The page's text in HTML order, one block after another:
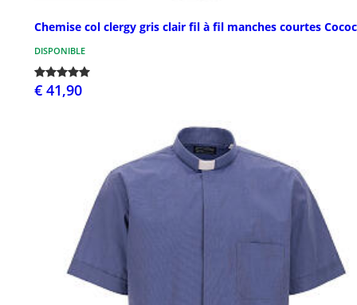
Chemise col clergy gris clair fil à fil manches courtes
DISPONIBLE
€ 41,90